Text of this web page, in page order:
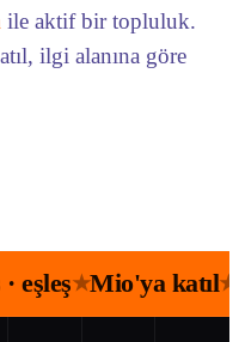
ile aktif bir topluluk.
ilgi alanına göre
eşleş★Mio'ya katıl★